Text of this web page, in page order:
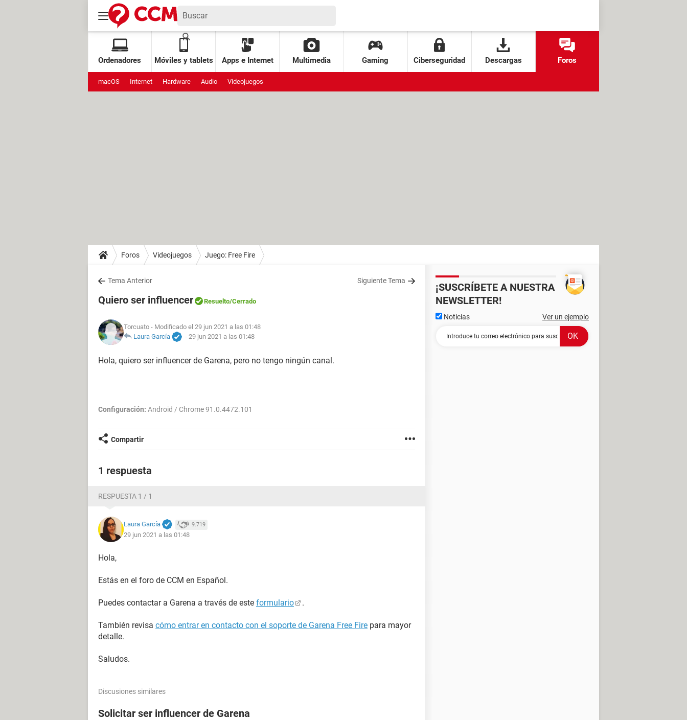
Ordenadores Móviles y tablets Apps e Internet Multimedia Gaming Ciberseguridad Descargas Foros
macOS Internet Hardware Audio Videojuegos
Foros Videojuegos Juego: Free Fire
Tema Anterior Siguiente Tema
Quiero ser influencer Resuelto/Cerrado
Torcuato - Modificado el 29 jun 2021 a las 01:48
Laura García
- 29 jun 2021 a las 01:48
Hola, quiero ser influencer de Garena, pero no tengo ningún canal.
Configuración: Android / Chrome 91.0.4472.101
Compartir
1 respuesta
RESPUESTA 1 / 1
Laura García 9.719
29 jun 2021 a las 01:48
Hola,
Estás en el foro de CCM en Español.
Puedes contactar a Garena a través de este formulario .
También revisa cómo entrar en contacto con el soporte de Garena Free Fire para mayor
detalle.
Saludos.
Discusiones similares
Solicitar ser influencer de Garena
¡SUSCRÍBETE A NUESTRA
NEWSLETTER!
Noticias Ver un ejemplo